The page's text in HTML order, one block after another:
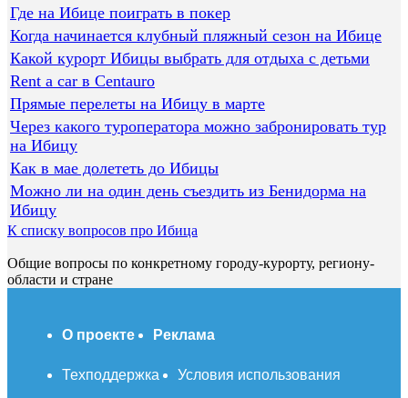
Где на Ибице поиграть в покер
Когда начинается клубный пляжный сезон на Ибице
Какой курорт Ибицы выбрать для отдыха с детьми
Rent a car в Centauro
Прямые перелеты на Ибицу в марте
Через какого туроператора можно забронировать тур
на Ибицу
Как в мае долететь до Ибицы
Можно ли на один день съездить из Бенидорма на
Ибицу
К списку вопросов про Ибица
Общие вопросы по конкретному городу-курорту, региону-
области и стране
О проекте Реклама
Техподдержка Условия использования